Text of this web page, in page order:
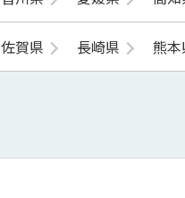
佐賀県 長崎県 熊本